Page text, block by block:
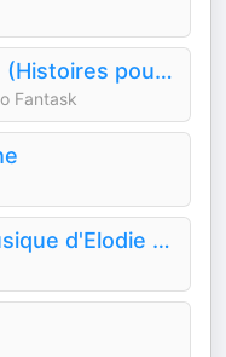
La Grimm Académie (Histoires pour enfants)
Fantask
Des histoires en musique d'Elodie Fondacci